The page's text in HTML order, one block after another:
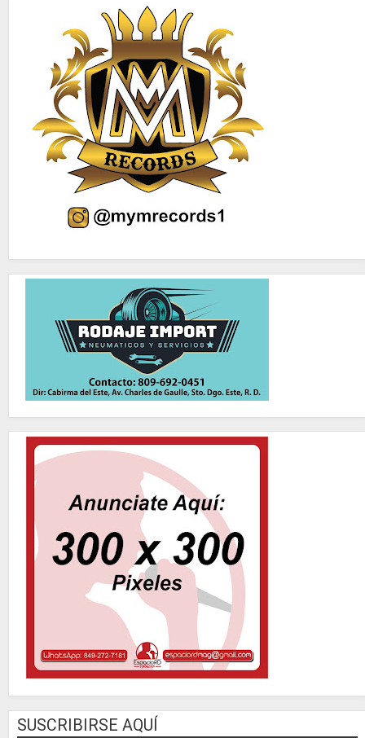
SUSCRIBIRSE AQUÍ